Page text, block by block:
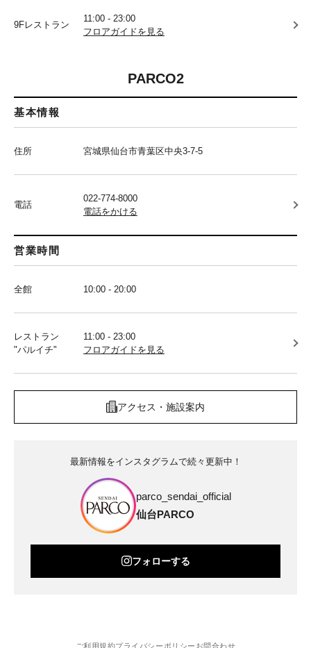
9Fレストラン
11:00 - 23:00
フロアガイドを見る
PARCO2
基本情報
住所 宮城県仙台市青葉区中央3-7-5
電話
022-774-8000
電話をかける
営業時間
全館 10:00 - 20:00
レストラン
"パルイチ"
11:00 - 23:00
フロアガイドを見る
アクセス・施設案内
最新情報をインスタグラムで続々更新中！
parco_sendai_official
仙台PARCO
フォローする
ご利用規約プライバシーポリシー お問合わせ